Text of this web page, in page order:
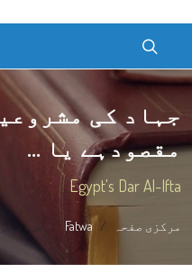
جہاد کی
مقصودہے یا ...
Egypt's Dar Al-Ifta
مرکزی صفحہ Fatwa جہاد